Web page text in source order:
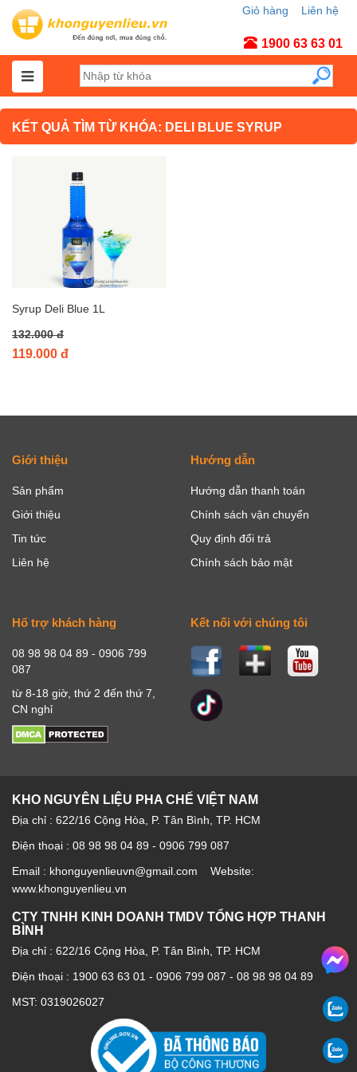
Liên hệ
Giỏ hàng
1900 63 63 01
KẾT QUẢ TÌM TỪ KHÓA: DELI BLUE SYRUP
Syrup Deli Blue 1L
132.000 đ
119.000 đ
Giới thiệu
Sản phẩm
Giới thiệu
Tin tức
Liên hệ
Hướng dẫn
Hướng dẫn thanh toán
Chính sách vận chuyển
Quy định đổi trả
Chính sách bảo mật
Hổ trợ khách hàng
08 98 98 04 89 - 0906 799
087
từ 8-18 giờ, thứ 2 đến thứ 7,
CN nghỉ
Kết nối với chúng tôi
KHO NGUYÊN LIỆU PHA CHẾ VIỆT NAM
Địa chỉ : 622/16 Cộng Hòa, P. Tân Bình, TP. HCM
Điện thoại : 08 98 98 04 89 - 0906 799 087
Email : khonguyenlieuvn@gmail.com Website:
www.khonguyenlieu.vn
CTY TNHH KINH DOANH TMDV TỔNG HỢP THANH
BÌNH
Địa chỉ : 622/16 Cộng Hòa, P. Tân Bình, TP. HCM
Điện thoại : 1900 63 63 01 - 0906 799 087 - 08 98 98 04 89
MST: 0319026027